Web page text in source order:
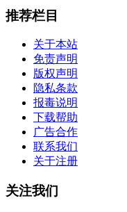
推荐栏目
关于本站
免责声明
版权声明
隐私条款
报毒说明
下载帮助
广告合作
联系我们
关于注册
关注我们